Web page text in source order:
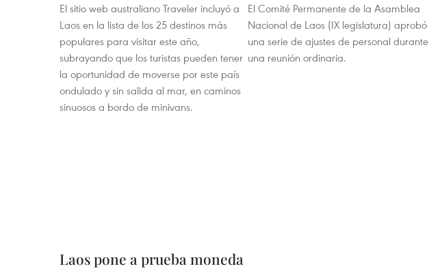
El sitio web australiano Traveler incluyó a
Laos en la lista de los 25 destinos más
populares para visitar este año,
subrayando que los turistas pueden tener
la oportunidad de moverse por este país
ondulado y sin salida al mar, en caminos
sinuosos a bordo de minivans.
El Comité Permanente de la Asamblea
Nacional de Laos (IX legislatura) aprobó
una serie de ajustes de personal durante
una reunión ordinaria.
Laos pone a prueba moneda